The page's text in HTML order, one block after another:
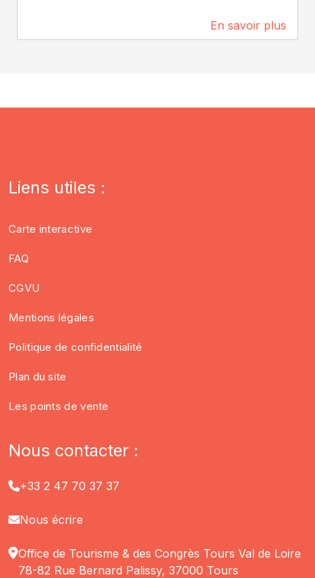
En savoir plus
Liens utiles :
Carte interactive
FAQ
CGVU
Mentions légales
Politique de confidentialité
Plan du site
Les points de vente
Nous contacter :
+33 2 47 70 37 37
Nous écrire
Office de Tourisme & des Congrès Tours Val de Loire
78-82 Rue Bernard Palissy, 37000 Tours